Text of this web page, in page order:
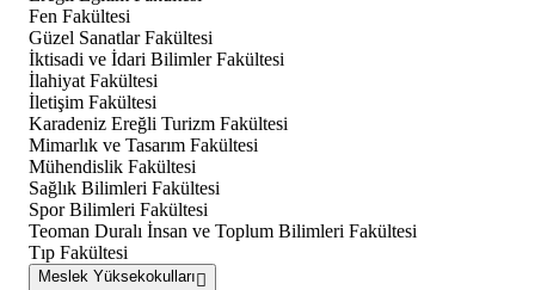
Fen Fakültesi
Güzel Sanatlar Fakültesi
İktisadi ve İdari Bilimler Fakültesi
İlahiyat Fakültesi
İletişim Fakültesi
Karadeniz Ereğli Turizm Fakültesi
Mimarlık ve Tasarım Fakültesi
Mühendislik Fakültesi
Sağlık Bilimleri Fakültesi
Spor Bilimleri Fakültesi
Teoman Duralı İnsan ve Toplum Bilimleri Fakültesi
Tıp Fakültesi
Meslek Yüksekokulları